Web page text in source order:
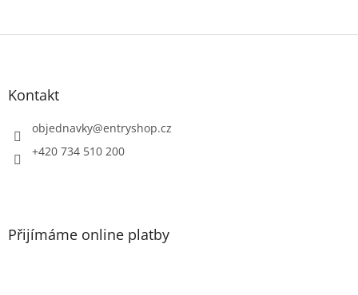
Z
Kontakt
objednavky@entryshop.cz
+420 734 510 200
Přijímáme online platby